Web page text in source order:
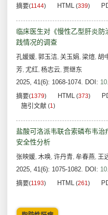
摘要(1144) HTML (339)
临床医生对《慢性乙型肝炎
践情况的调查
孔媛媛, 郭玉洁, 关玉娟, 梁煊, 胡
芳, 尤红, 杨志云, 贾继东
2025, 41(6): 1068-1074. DOI:
摘要(1379) HTML (373)
施引文献 (1)
盐酸可洛派韦联合索磷布韦
安全性分析
张映媛, 木唤, 许丹青, 牟春燕, 王
2025, 41(6): 1075-1082. DOI:
摘要(1193) HTML (261)